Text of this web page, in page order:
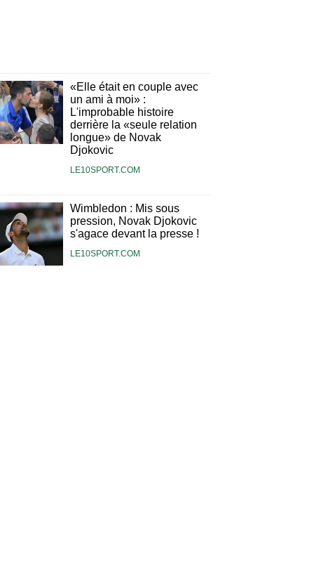
«Elle était en couple avec
un ami à moi» :
L'improbable histoire
derrière la «seule relation
longue» de Novak
Djokovic
LE10SPORT.COM
Wimbledon : Mis sous
pression, Novak Djokovic
s'agace devant la presse !
LE10SPORT.COM